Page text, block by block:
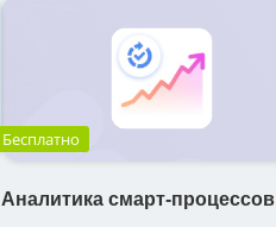
Бесплатно
Аналитика смарт-процессов